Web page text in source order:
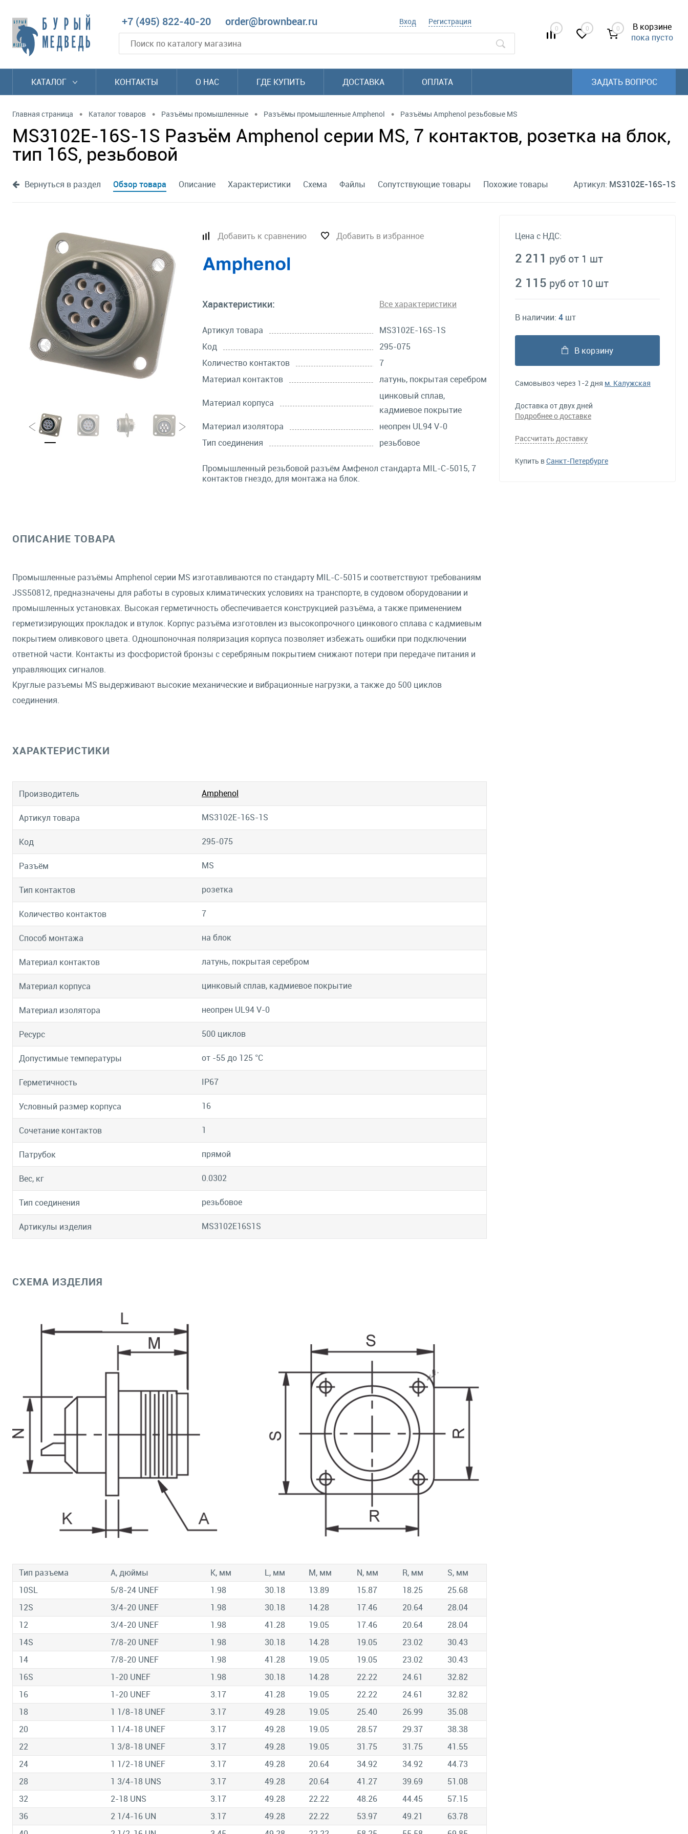
+7 (495) 822-40-20 order@brownbear.ru Вход Регистрация
0 0 0
В корзине
пока пусто
КАТАЛОГ КОНТАКТЫ О НАС ГДЕ КУПИТЬ ДОСТАВКА ОПЛАТА ЗАДАТЬ ВОПРОС
Главная страница • Каталог товаров • Разъёмы промышленные • Разъёмы промышленные Amphenol • Разъёмы Amphenol резьбовые MS
MS3102E-16S-1S Разъём Amphenol серии MS, 7 контактов, розетка на блок,
тип 16S, резьбовой
Вернуться в раздел Обзор товара Описание Характеристики Схема Файлы Сопутствующие товары Похожие товары Артикул: MS3102E-16S-1S
Добавить к сравнению Добавить в избранное
Характеристики: Все характеристики
Артикул товара
MS3102E-16S-1S
Код
295-075
Количество контактов
7
Материал контактов
латунь, покрытая серебром
Материал корпуса
цинковый сплав,
кадмиевое покрытие
Материал изолятора
неопрен UL94 V-0
Тип соединения
резьбовое
Промышленный резьбовой разъём Амфенол стандарта MIL-C-5015, 7
контактов гнездо, для монтажа на блок.
ОПИСАНИЕ ТОВАРА
Промышленные разъёмы Amphenol серии MS изготавливаются по стандарту MIL-C-5015 и соответствуют требованиям
JSS50812, предназначены для работы в суровых климатических условиях на транспорте, в судовом оборудовании и
промышленных установках. Высокая герметичность обеспечивается конструкцией разъёма, а также применением
герметизирующих прокладок и втулок. Корпус разъёма изготовлен из высокопрочного цинкового сплава с кадмиевым
покрытием оливкового цвета. Одношпоночная поляризация корпуса позволяет избежать ошибки при подключении
ответной части. Контакты из фосфористой бронзы с серебряным покрытием снижают потери при передаче питания и
управляющих сигналов.
Круглые разъемы MS выдерживают высокие механические и вибрационные нагрузки, а также до 500 циклов
соединения.
ХАРАКТЕРИСТИКИ
Производитель Amphenol
Артикул товара MS3102E-16S-1S
Код 295-075
Разъём MS
Тип контактов розетка
Количество контактов 7
Способ монтажа на блок
Материал контактов латунь, покрытая серебром
Материал корпуса цинковый сплав, кадмиевое покрытие
Материал изолятора неопрен UL94 V-0
Ресурс 500 циклов
Допустимые температуры от -55 до 125 °C
Герметичность IP67
Условный размер корпуса 16
Сочетание контактов 1
Патрубок прямой
Вес, кг 0.0302
Тип соединения резьбовое
Артикулы изделия MS3102E16S1S
СХЕМА ИЗДЕЛИЯ
Тип разъема A, дюймы К, мм L, мм М, мм N, мм R, мм
S, мм
10SL
5/8-24 UNEF 1.98 30.18 13.89 15.87 18.25
25.68
12S
3/4-20 UNEF 1.98 30.18 14.28 17.46 20.64
28.04
12
3/4-20 UNEF 1.98 41.28 19.05 17.46 20.64
28.04
14S
7/8-20 UNEF 1.98 30.18 14.28 19.05 23.02
30.43
14
7/8-20 UNEF 1.98 41.28 19.05 19.05 23.02
30.43
16S
1-20 UNEF 1.98 30.18 14.28 22.22 24.61
32.82
16
1-20 UNEF 3.17 41.28 19.05 22.22 24.61
32.82
18
1 1/8-18 UNEF 3.17 49.28 19.05 25.40 26.99
35.08
20
1 1/4-18 UNEF 3.17 49.28 19.05 28.57 29.37
38.38
22
1 3/8-18 UNEF 3.17 49.28 19.05 31.75 31.75
41.55
24
1 1/2-18 UNEF 3.17 49.28 20.64 34.92 34.92
44.73
28
1 3/4-18 UNS 3.17 49.28 20.64 41.27 39.69
51.08
32
2-18 UNS 3.17 49.28 22.22 48.26 44.45
57.15
36
2 1/4-16 UN 3.17 49.28 22.22 53.97 49.21
63.78
Цена с НДС:
2 211 руб от 1 шт
2 115 руб от 10 шт
В наличии: 4 шт
В корзину
Самовывоз через 1-2 дня м. Калужская
Доставка от двух дней
Подробнее о доставке
Рассчитать доставку
Купить вСанкт-Петербурге